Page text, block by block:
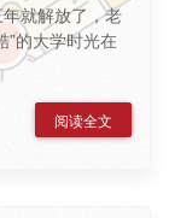
就解放了，老
”的大学时光在
阅读全文